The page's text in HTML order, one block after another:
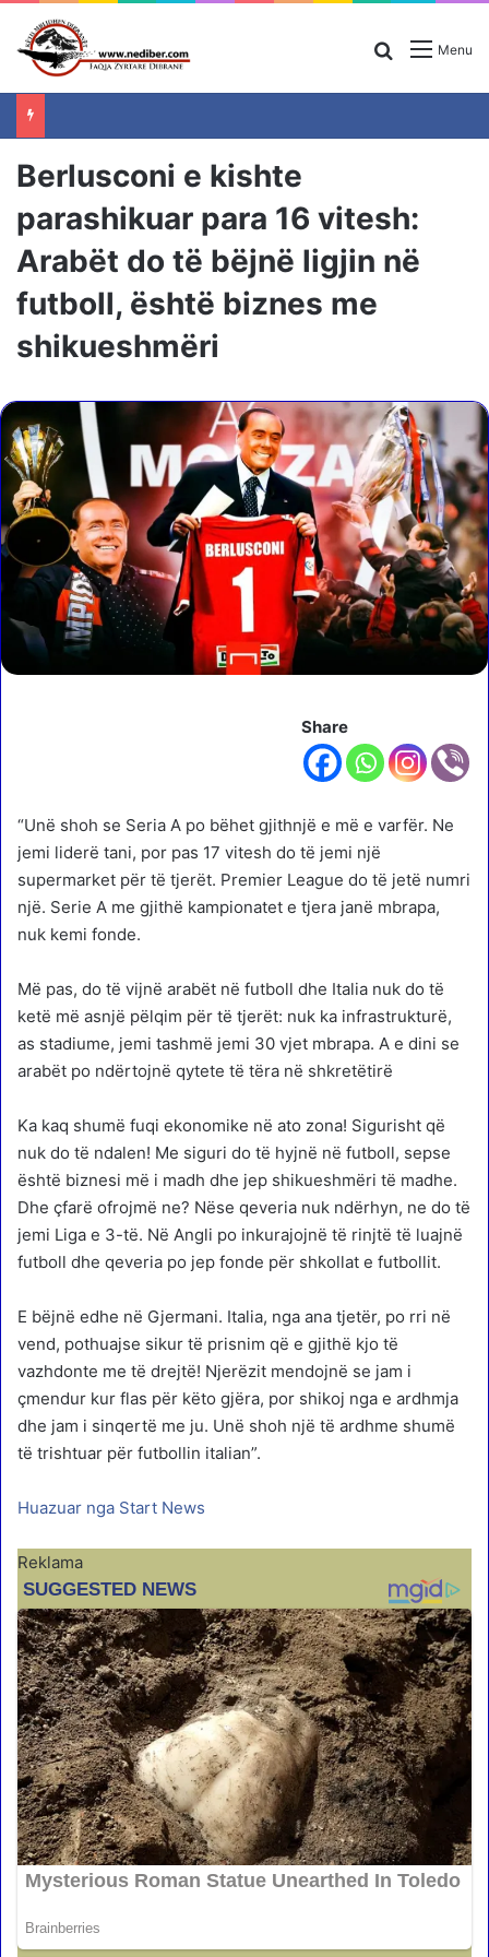
Menu
Search for
Berlusconi e kishte
parashikuar para 16 vitesh:
Arabët do të bëjnë ligjin në
futboll, është biznes me
shikueshmëri
Share
“Unë shoh se Seria A po bëhet gjithnjë e më e varfër. Ne
jemi liderë tani, por pas 17 vitesh do të jemi një
supermarket për të tjerët. Premier League do të jetë numri
një. Serie A me gjithë kampionatet e tjera janë mbrapa,
nuk kemi fonde.
Më pas, do të vijnë arabët në futboll dhe Italia nuk do të
ketë më asnjë pëlqim për të tjerët: nuk ka infrastrukturë,
as stadiume, jemi tashmë jemi 30 vjet mbrapa. A e dini se
arabët po ndërtojnë qytete të tëra në shkretëtirë
Ka kaq shumë fuqi ekonomike në ato zona! Sigurisht që
nuk do të ndalen! Me siguri do të hyjnë në futboll, sepse
është biznesi më i madh dhe jep shikueshmëri të madhe.
Dhe çfarë ofrojmë ne? Nëse qeveria nuk ndërhyn, ne do të
jemi Liga e 3-të. Në Angli po inkurajojnë të rinjtë të luajnë
futboll dhe qeveria po jep fonde për shkollat e futbollit.
E bëjnë edhe në Gjermani. Italia, nga ana tjetër, po rri në
vend, pothuajse sikur të prisnim që e gjithë kjo të
vazhdonte me të drejtë! Njerëzit mendojnë se jam i
çmendur kur flas për këto gjëra, por shikoj nga e ardhmja
dhe jam i sinqertë me ju. Unë shoh një të ardhme shumë
të trishtuar për futbollin italian”.
Huazuar nga Start News
Reklama